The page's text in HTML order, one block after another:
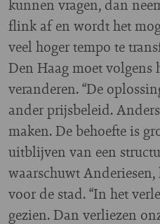
kunnen vragen, dan
flink af en wordt het
veel hoger tempo te
Den Haag moet volgens
veranderen. “De
ander prijsbeleid.
maken. De behoefte is
uitblijven van een
waarschuwt
voor de stad. “In het
gezien. Dan verliezen